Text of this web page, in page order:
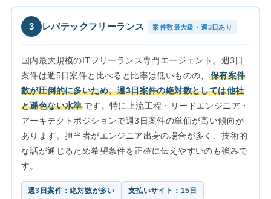
3 レバテックフリーランス 案件数最大級・週3日あり
国内最大規模のITフリーランス専門エージェント。週3日
案件は週5日案件と比べると比率は低いものの、
保有案件
数が圧倒的に多いため、週3日案件の絶対数としては他社
と遜色ない水準です。特に上流工程・リードエンジニア・
アーキテクトポジションで週3日案件の単価が高い傾向が
あります。担当者がエンジニア出身の場合が多く、技術的
な話が通じるため希望条件を正確に伝えやすいのも強みで
す。
週3日案件：絶対数が多い 支払いサイト：15日